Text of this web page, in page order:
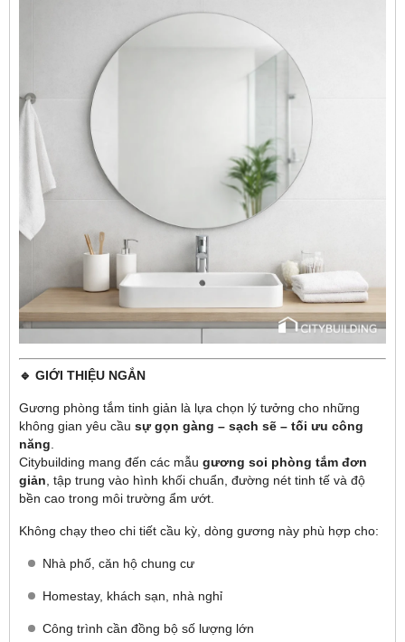
🔹 GIỚI THIỆU NGẮN
Gương phòng tắm tinh giản là lựa chọn lý tưởng cho những
không gian yêu cầu sự gọn gàng – sạch sẽ – tối ưu công
năng
Citybuilding mang đến các mẫu gương soi phòng tắm đơn
giản , tập trung vào hình khối chuẩn, đường nét tinh tế và độ
bền cao trong môi trường ẩm ướt.
Không chạy theo chi tiết cầu kỳ, dòng gương này phù hợp cho:
Nhà phố, căn hộ chung cư
Homestay, khách sạn, nhà nghỉ
Công trình cần đồng bộ số lượng lớn